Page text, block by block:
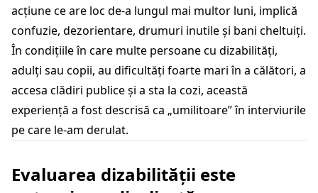
acțiune ce are loc de-a lungul mai multor luni, implică
confuzie, dezorientare, drumuri inutile și bani cheltuiți.
În condițiile în care multe persoane cu dizabilități,
adulți sau copii, au dificultăți foarte mari în a călători, a
accesa clădiri publice și a sta la cozi, această
experiență a fost descrisă ca „umilitoare” în interviurile
pe care le-am derulat.
Evaluarea dizabilității este